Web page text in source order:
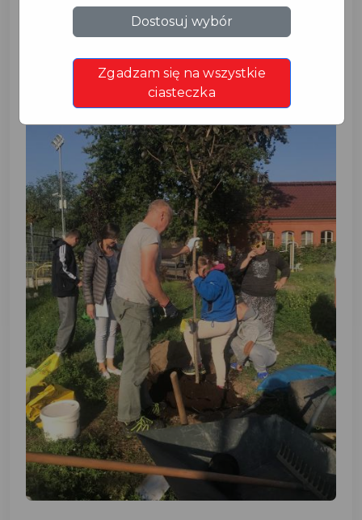
AKCJA EKOLOGICZNA
OREW
Dostosuj wybór
Zgadzam się na wszystkie
ciasteczka